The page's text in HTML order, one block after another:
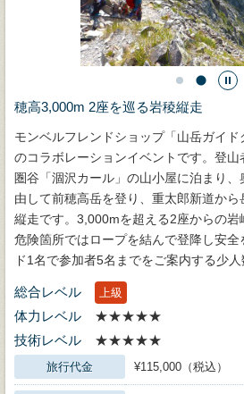
穂高3,000m 2座を巡る岩稜縦走
モンベルフレンドショップ「山岳ガイド
のコラボレーションイベントです。登
圏谷「涸沢カール」の山小屋に泊まり
由して前穂高岳を登り、重太郎新道か
縦走です。3,000mを超える2座からの岩
危険箇所ではロープを結んで登降し安全
ド1名で参加者5名までをご案内する少人
総合レベル 上級
体力レベル
★★★★★
技術レベル
★★★★★
旅行代金 ¥115,000（税込）